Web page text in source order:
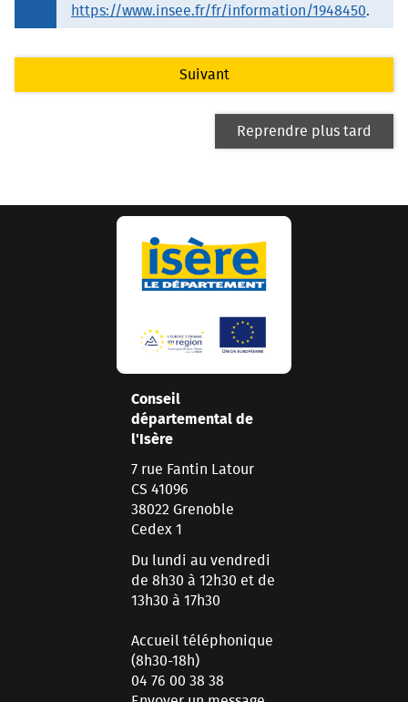
https://www.insee.fr/fr/information/1948450.
Suivant
Reprendre plus tard
Conseil
départemental de
l'Isère
7 rue Fantin Latour
CS 41096
38022 Grenoble
Cedex 1
Du lundi au vendredi
de 8h30 à 12h30 et de
13h30 à 17h30
Accueil téléphonique
(8h30-18h)
04 76 00 38 38